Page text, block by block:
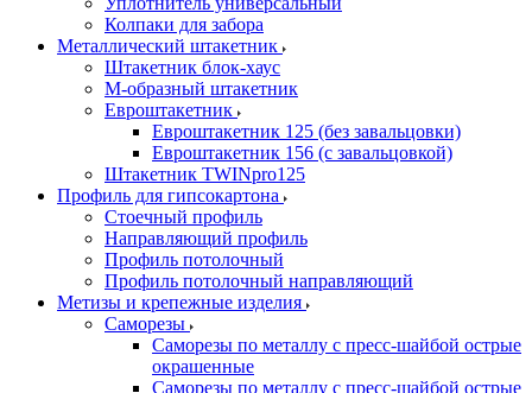
Колпаки для забора
Металлический штакетник
Штакетник блок-хаус
М-образный штакетник
Евроштакетник
Евроштакетник 125 (без завальцовки)
Евроштакетник 156 (с завальцовкой)
Штакетник TWINpro125
Профиль для гипсокартона
Стоечный профиль
Направляющий профиль
Профиль потолочный
Профиль потолочный направляющий
Метизы и крепежные изделия
Саморезы
Саморезы по металлу с пресс-шайбой острые
окрашенные
Саморезы по металлу с пресс-шайбой острые